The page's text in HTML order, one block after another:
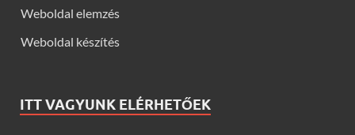
Weboldal elemzés
Weboldal készítés
ITT VAGYUNK ELÉRHETŐEK